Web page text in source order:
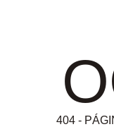
404 -